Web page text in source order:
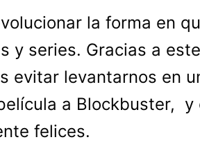
la forma en
y series. Gracias a este
evitar levantarnos en
a Blockbuster, y
felices.